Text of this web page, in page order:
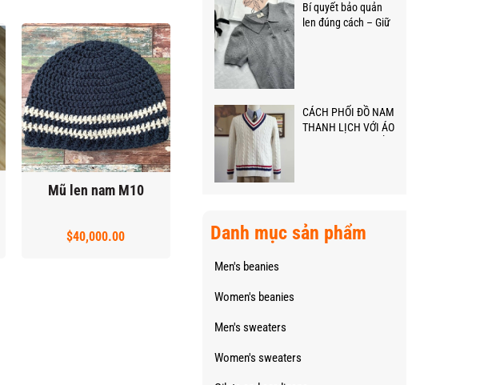
Mũ len nam M10
$40,000.00 $40,000.00
Bí quyết bảo quản
len đúng cách – Giữ
CÁCH PHỐI ĐỒ NAM
THANH LỊCH VỚI ÁO
Danh mục sản phẩm
Men's beanies
Women's beanies
Men's sweaters
Women's sweaters